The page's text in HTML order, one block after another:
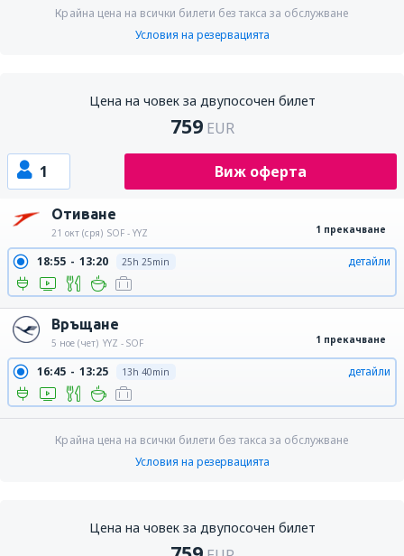
Крайна цена на всички билети без такса за обслужване
Условия на резервацията
Цена на човек за двупосочен билет
759 EUR
1 Виж оферта
Отиване
21 окт (сря) SOF - YYZ 1 прекачване
18:55 13:20 25h 25min детайли
Връщане
5 ное (чет) YYZ - SOF 1 прекачване
16:45 13:25 13h 40min детайли
Крайна цена на всички билети без такса за обслужване
Условия на резервацията
Цена на човек за двупосочен билет